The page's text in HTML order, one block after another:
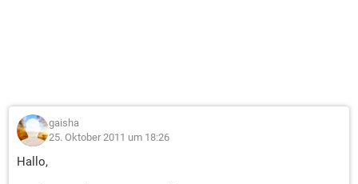
gaisha
25. Oktober 2011 um 18:26
Hallo,